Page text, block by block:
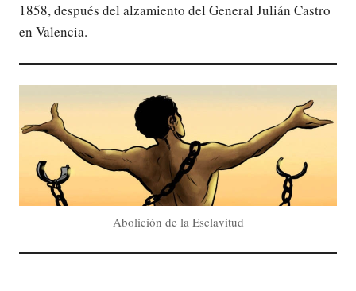
1858, después del alzamiento del General Julián Castro
en Valencia.
Abolición de la Esclavitud